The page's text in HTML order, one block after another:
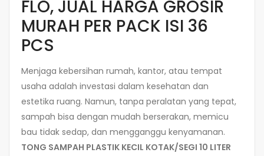
FLO, JUAL HARGA GROSIR
MURAH PER PACK ISI 36
PCS
Menjaga kebersihan rumah, kantor, atau tempat
usaha adalah investasi dalam kesehatan dan
estetika ruang. Namun, tanpa peralatan yang tepat,
sampah bisa dengan mudah berserakan, memicu
bau tidak sedap, dan mengganggu kenyamanan.
TONG SAMPAH PLASTIK KECIL KOTAK/SEGI 10 LITER